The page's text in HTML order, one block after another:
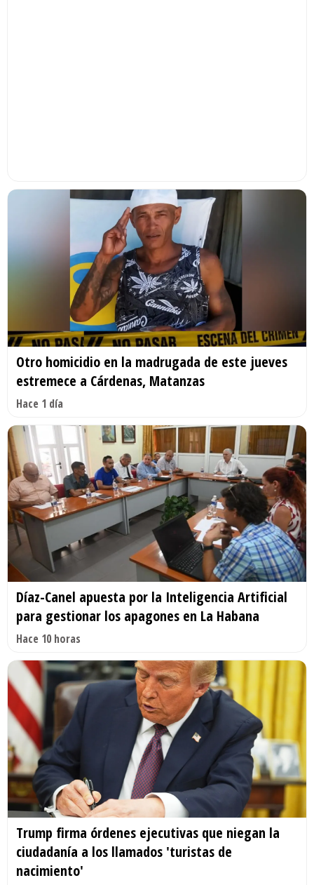
Otro homicidio en la madrugada de este jueves
estremece a Cárdenas, Matanzas
Hace 1 día
Díaz-Canel apuesta por la Inteligencia Artificial
para gestionar los apagones en La Habana
Hace 10 horas
Trump firma órdenes ejecutivas que niegan la
ciudadanía a los llamados 'turistas de
nacimiento'